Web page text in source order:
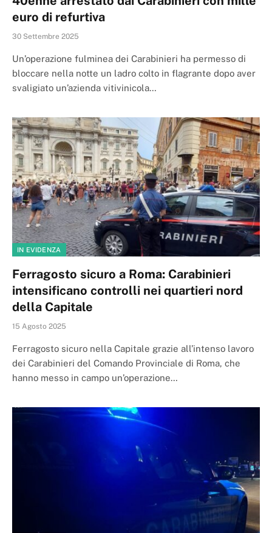
euro di refurtiva
30 Settembre 2025
Un’operazione fulminea dei Carabinieri ha permesso di
bloccare nella notte un ladro colto in flagrante dopo aver
svaligiato un’azienda vitivinicola…
IN EVIDENZA
Ferragosto sicuro a Roma: Carabinieri
intensificano controlli nei quartieri nord
della Capitale
15 Agosto 2025
Ferragosto sicuro nella Capitale grazie all’intenso lavoro
dei Carabinieri del Comando Provinciale di Roma, che
hanno messo in campo un’operazione…